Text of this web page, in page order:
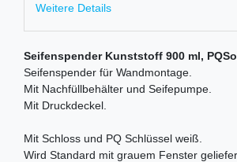
Weitere Details
Seifenspender Kunststoff 900 ml,
Seifenspender für Wandmontage.
Mit Nachfüllbehälter und Seifepumpe.
Mit Druckdeckel.
Mit Schloss und PQ Schlüssel weiß.
Wird Standard mit grauem Fenster